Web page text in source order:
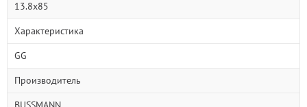
13.8x85
Характеристика
GG
Производитель